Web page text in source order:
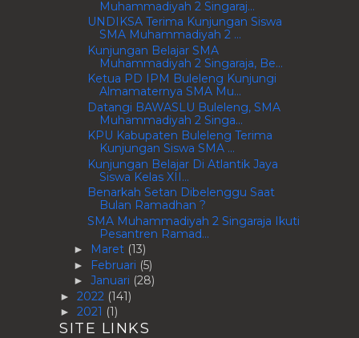
Muhammadiyah 2 Singaraj...
UNDIKSA Terima Kunjungan Siswa
SMA Muhammadiyah 2 ...
Kunjungan Belajar SMA
Muhammadiyah 2 Singaraja, Be...
Ketua PD IPM Buleleng Kunjungi
Almamaternya SMA Mu...
Datangi BAWASLU Buleleng, SMA
Muhammadiyah 2 Singa...
KPU Kabupaten Buleleng Terima
Kunjungan Siswa SMA ...
Kunjungan Belajar Di Atlantik Jaya
Siswa Kelas XII...
Benarkah Setan Dibelenggu Saat
Bulan Ramadhan ?
SMA Muhammadiyah 2 Singaraja Ikuti
Pesantren Ramad...
► Maret (13)
► Februari (5)
► Januari (28)
► 2022 (141)
► 2021 (1)
SITE LINKS